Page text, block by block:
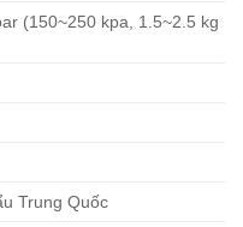
(150~250 kpa, 1.5~2.5 kg
Trung Quốc